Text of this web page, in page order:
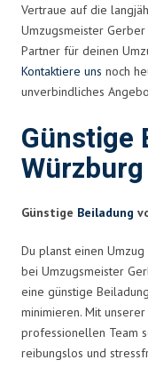
Vertraue auf die
Umzugsmeister
Partner für deinen
Kontaktiere uns noch
unverbindliches
Günstige
Günstige Beiladung
Du planst einen
bei Umzugsmeister
eine günstige
minimieren. Mit
professionellen Team
reibungslos und